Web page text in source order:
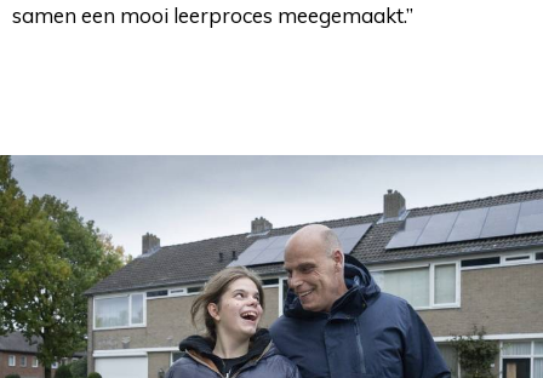
samen een mooi leerproces meegemaakt.”